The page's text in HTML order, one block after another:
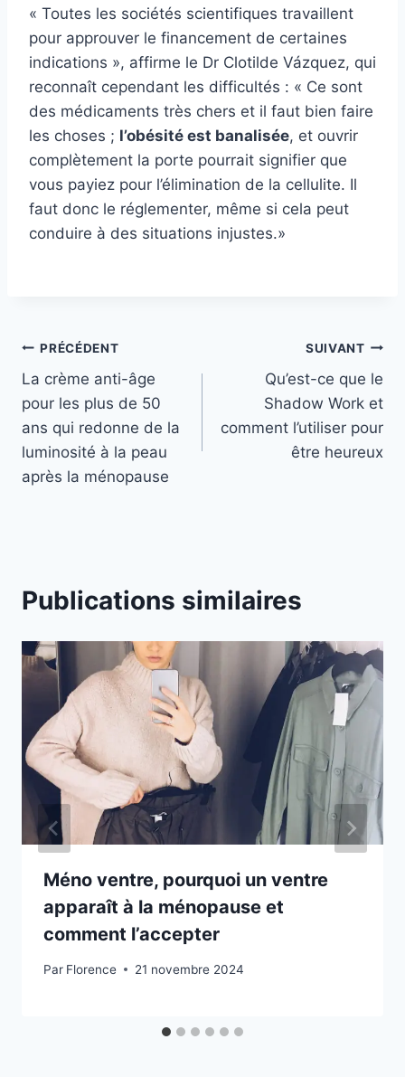
« Toutes les sociétés scientifiques travaillent
pour approuver le financement de certaines
indications », affirme le Dr Clotilde Vázquez, qui
reconnaît cependant les difficultés : « Ce sont
des médicaments très chers et il faut bien faire
les choses ; l’obésité est banalisée, et ouvrir
complètement la porte pourrait signifier que
vous payiez pour l’élimination de la cellulite. Il
faut donc le réglementer, même si cela peut
conduire à des situations injustes.»
Navigation
de
l’article
PRÉCÉDENT
La crème anti-âge
pour les plus de 50
ans qui redonne de la
luminosité à la peau
après la ménopause
SUIVANT
Qu’est-ce que le
Shadow Work et
comment l’utiliser pour
être heureux
Publications similaires
Méno ventre, pourquoi un ventre
apparaît à la ménopause et
comment l’accepter
Par Florence 21 novembre 2024